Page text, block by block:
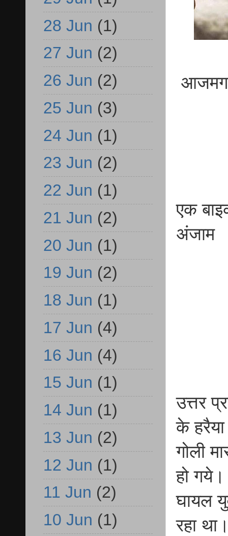
एक
अंजाम
उत्तर
के हरैया
गोली
हो
घायल
रहा
28 Jun (1)
27 Jun (2)
26 Jun (2)
25 Jun (3)
24 Jun (1)
23 Jun (2)
22 Jun (1)
21 Jun (2)
20 Jun (1)
19 Jun (2)
18 Jun (1)
17 Jun (4)
16 Jun (4)
15 Jun (1)
14 Jun (1)
13 Jun (2)
12 Jun (1)
11 Jun (2)
10 Jun (1)